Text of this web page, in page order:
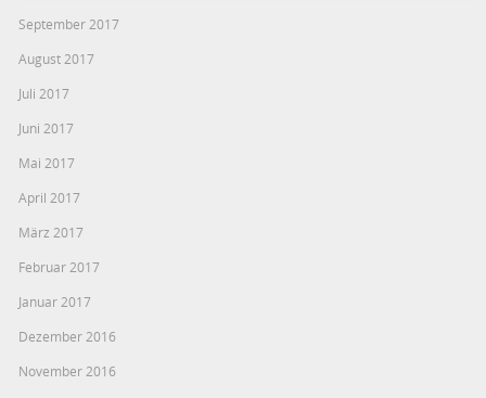
September 2017
August 2017
Juli 2017
Juni 2017
Mai 2017
April 2017
März 2017
Februar 2017
Januar 2017
Dezember 2016
November 2016